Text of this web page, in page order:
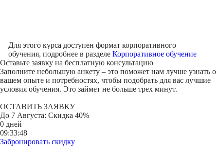
Для этого курса доступен формат корпоративного
обучения, подробнее в разделе Корпоративное обучение
Оставьте заявку на бесплатную консультацию
Заполните небольшую анкету – это поможет нам лучше узнать о
вашем опыте и потребностях, чтобы подобрать для вас лучшие
условия обучения. Это займет не больше трех минут.
ОСТАВИТЬ ЗАЯВКУ
До 7 Августа: Скидка 40%
0 дней
09:33:48
Забронировать скидку